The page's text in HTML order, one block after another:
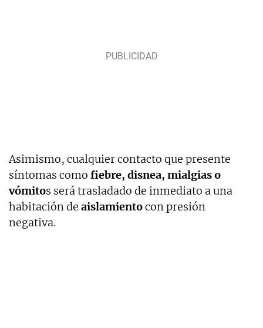
Asimismo, cualquier contacto que presente
síntomas como fiebre, disnea, mialgias o
vómitos será trasladado de inmediato a una
habitación de aislamientocon presión
negativa.